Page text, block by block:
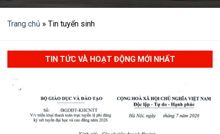
Trang chủ » Tin tuyển sinh
TIN TỨC VÀ HOẠT ĐỘNG MỚI NHẤT